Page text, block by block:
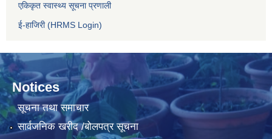
एकिकृत स्वास्थ्य सूचना प्रणाली
ई-हाजिरी (HRMS Login)
Notices
सूचना तथा समाचार
सार्वजनिक खरीद /बोलपत्र सूचना